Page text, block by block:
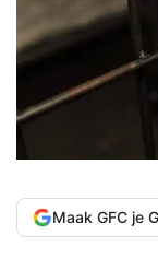
Maak GFC je